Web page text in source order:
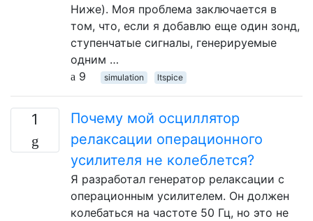
Ниже). Моя проблема заключается в
том, что, если я добавлю еще один зонд,
ступенчатые сигналы, генерируемые
одним …
9
simulation ltspice
1
Почему мой осциллятор
релаксации операционного
усилителя не колеблется?
Я разработал генератор релаксации с
операционным усилителем. Он должен
колебаться на частоте 50 Гц, но это не